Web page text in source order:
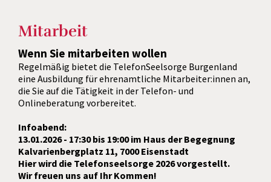
Mitarbeit
Wenn Sie mitarbeiten wollen
Regelmäßig bietet die TelefonSeelsorge Burgenland
eine Ausbildung für ehrenamtliche Mitarbeiter:innen an,
die Sie auf die Tätigkeit in der Telefon- und
Onlineberatung vorbereitet.
Infoabend:
13.01.2026 - 17:30 bis 19:00 im Haus der Begegnung
Kalvarienbergplatz 11, 7000 Eisenstadt
Hier wird die Telefonseelsorge 2026 vorgestellt.
Wir freuen uns auf Ihr Kommen!